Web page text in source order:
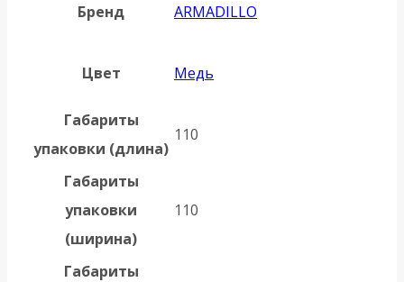
Бренд ARMADILLO
Цвет Медь
Габариты
упаковки (длина)
110
Габариты
упаковки
(ширина)
110
Габариты